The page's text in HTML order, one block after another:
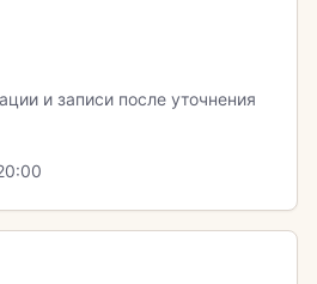
и записи после уточнения